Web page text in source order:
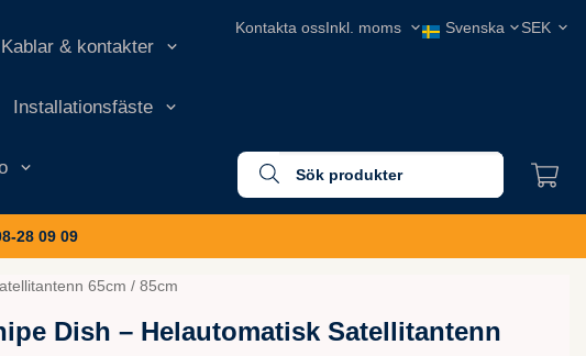
Kablar & kontakter
Installationsfäste
Kontakta oss
28 09 09
65cm / 85cm
Dish – Helautomatisk Satellitantenn